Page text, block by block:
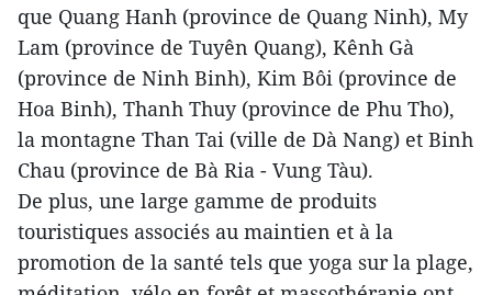
que Quang Hanh (province de Quang Ninh), My
Lam (province de Tuyên Quang), Kênh Gà
(province de Ninh Binh), Kim Bôi (province de
Hoa Binh), Thanh Thuy (province de Phu Tho),
la montagne Than Tai (ville de Dà Nang) et Binh
Chau (province de Bà Ria - Vung Tàu).
De plus, une large gamme de produits
touristiques associés au maintien et à la
promotion de la santé tels que yoga sur la plage,